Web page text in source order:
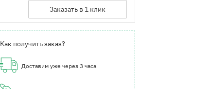
Заказать в 1 клик
Как получить заказ?
Доставим уже через 3 часа